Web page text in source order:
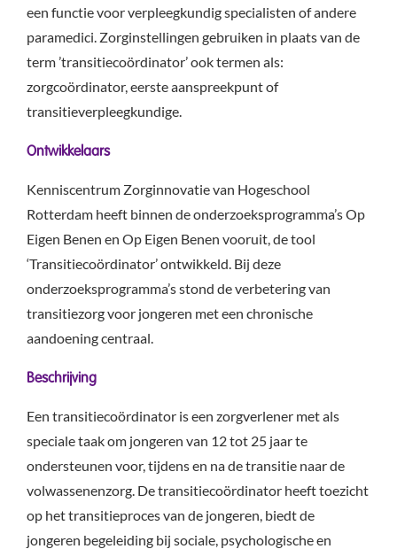
een functie voor verpleegkundig specialisten of andere
paramedici. Zorginstellingen gebruiken in plaats van de
term ’transitiecoördinator’ ook termen als:
zorgcoördinator, eerste aanspreekpunt of
transitieverpleegkundige.
Ontwikkelaars
Kenniscentrum Zorginnovatie van Hogeschool
Rotterdam heeft binnen de onderzoeksprogramma’s Op
Eigen Benen en Op Eigen Benen vooruit, de tool
‘Transitiecoördinator’ ontwikkeld. Bij deze
onderzoeksprogramma’s stond de verbetering van
transitiezorg voor jongeren met een chronische
aandoening centraal.
Beschrijving
Een transitiecoördinator is een zorgverlener met als
speciale taak om jongeren van 12 tot 25 jaar te
ondersteunen voor, tijdens en na de transitie naar de
volwassenenzorg. De transitiecoördinator heeft toezicht
op het transitieproces van de jongeren, biedt de
jongeren begeleiding bij sociale, psychologische en